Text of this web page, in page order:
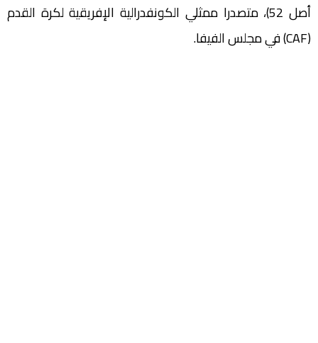
أصل 52)، متصدرا ممثلي الكونفدرالية الإفريقية لكرة القدم
(CAF) في مجلس الفيفا.